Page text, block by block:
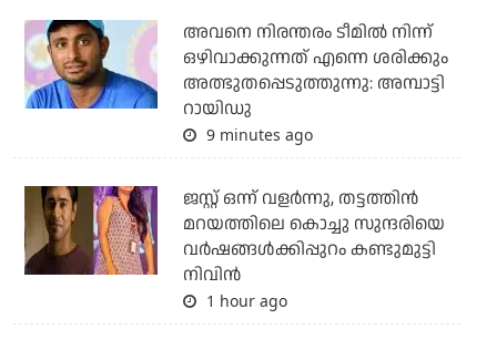
അവനെ നിരന്തരം ടീമില്‍ നിന്ന്
ഒഴിവാക്കുന്നത് എന്നെ ശരിക്കും
അത്ഭുതപ്പെടുത്തുന്നു: അമ്പാട്ടി
റായിഡു
9 minutes ago
ജസ്റ്റ് ഒന്ന് വളര്‍ന്നു, തട്ടത്തിന്‍
മറയത്തിലെ കൊച്ചു സുന്ദരിയെ
വര്‍ഷങ്ങള്‍ക്കിപ്പുറം കണ്ടുമുട്ടി
നിവിന്‍
1 hour ago